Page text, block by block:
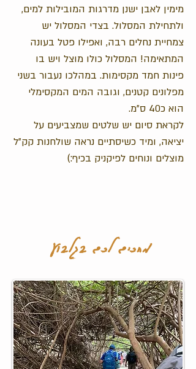
מימין לאבן ישנן מדרגות המובילות למים,
ולתחילת המסלול. בצדי המסלול יש
צמחיית נחלים רבה, ואפילו פטל בעונה
המתאימה! המסלול כולו מוצל ויש בו
פינות חמד מקסימות. במהלכו נעבור בשני
מפלונים קטנים, וגובה המים המקסימלי
הוא כ40 ס"מ.
לקראת סיום יש שלטים שמצביעים על
יציאה, ומיד כשיסתיים נראה שולחנות קק"ל
מוצלים ונוחים לפיקניק בכיף:)
מחכים לכם בגלבוע